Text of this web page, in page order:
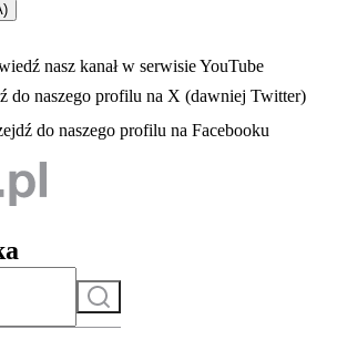
- otwiera się w nowej karcie
nasz kanał w serwisie YouTube
nowej karcie
do naszego profilu na X (dawniej Twitter)
- otwiera się w nowej karcie
do naszego profilu na Facebooku
Szukaj